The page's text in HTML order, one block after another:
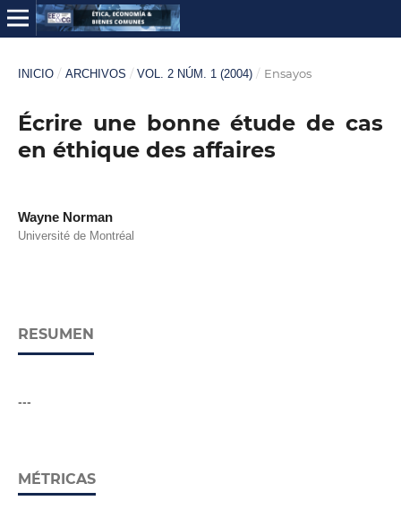
INICIO / ARCHIVOS / VOL. 2 NÚM. 1 (2004) / Ensayos
Écrire une bonne étude de cas
en éthique des affaires
Wayne Norman
Université de Montréal
RESUMEN
---
MÉTRICAS